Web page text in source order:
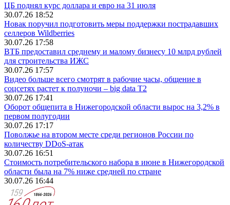
ЦБ поднял курс доллара и евро на 31 июля
30.07.26 18:52
Новак поручил подготовить меры поддержки пострадавших
селлеров Wildberries
30.07.26 17:58
ВТБ предоставил среднему и малому бизнесу 10 млрд рублей
для строительства ИЖС
30.07.26 17:57
Видео больше всего смотрят в рабочие часы, общение в
соцсетях растет к полуночи – big data T2
30.07.26 17:41
Оборот общепита в Нижегородской области вырос на 3,2% в
первом полугодии
30.07.26 17:17
Поволжье на втором месте среди регионов России по
количеству DDoS-атак
30.07.26 16:51
Стоимость потребительского набора в июне в Нижегородской
области была на 7% ниже средней по стране
30.07.26 16:44